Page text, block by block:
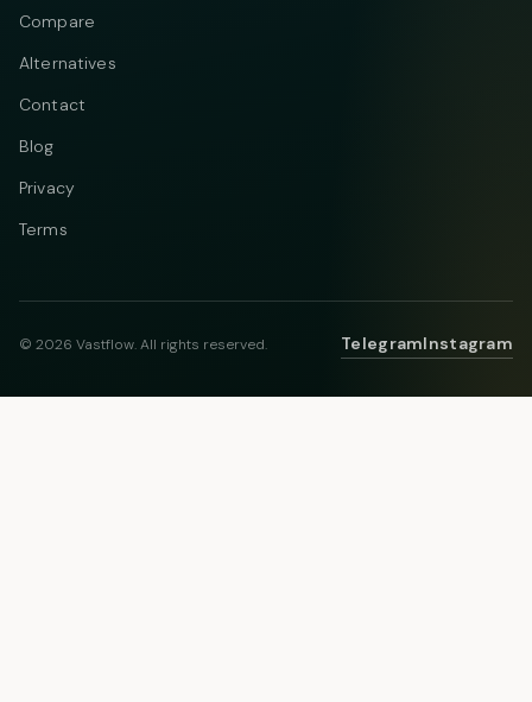
Compare
Alternatives
Contact
Blog
Privacy
Terms
© 2026 Vastflow. All rights reserved. TelegramInstagram